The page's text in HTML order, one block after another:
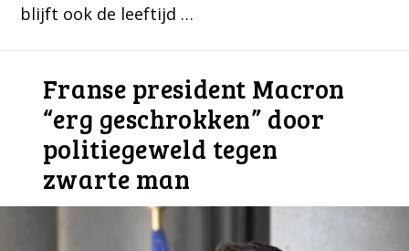
blijft ook de leeftijd …
Franse president Macron
“erg geschrokken” door
politiegeweld tegen
zwarte man